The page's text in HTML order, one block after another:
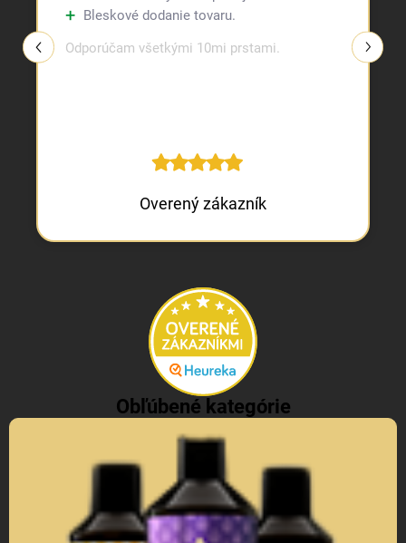
Bleskové dodanie tovaru.
Odporúčam všetkými 10mi prstami.
Overený zákazník
Obľúbené kategórie